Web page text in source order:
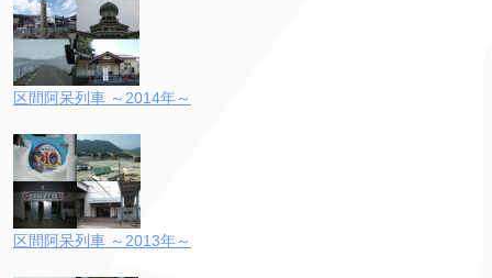
区間阿呆列車 ～2014年～
区間阿呆列車 ～2013年～